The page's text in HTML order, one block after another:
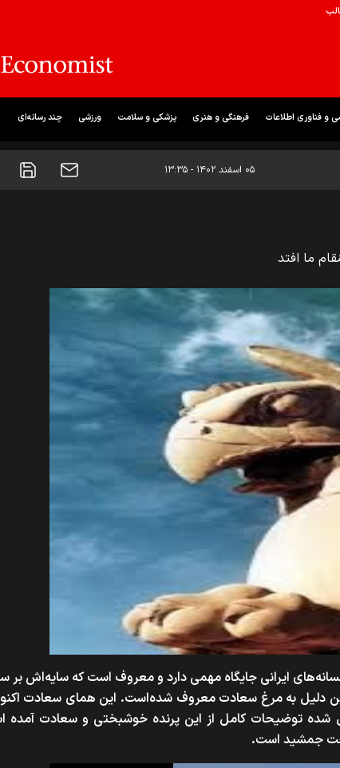
و فناوری اطلاعات فرهنگی و هنری پزشکی و سلامت ورزشی چند رسانه‌ای
۰۵ اسفند ۱۴۰۲ - ۱۳:۳۵
ما افتد
ایرانی جایگاه مهمی دارد و معروف است که سایه‌اش بر
دلیل به مرغ سعادت معروف شده‌است. این همای سعادت
شده توضیحات کامل از این پرنده خوشبختی و سعادت آمده
جمشید است.